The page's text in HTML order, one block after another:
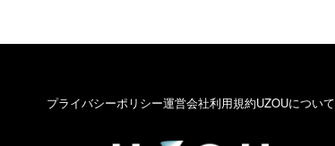
プライバシーポリシー運営会社利用規約UZOUについて